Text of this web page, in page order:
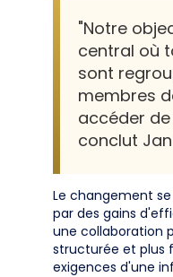
"Notre
central où
sont
membres
accéder
conclut
Le changement
par des gains
une collaboration
structurée et plus
exigences d'une